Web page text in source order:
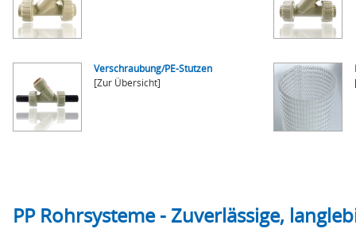
Verschraubung/PE-Stutzen
[Zur Übersicht]
PP Rohrsysteme - Zuverlässige,